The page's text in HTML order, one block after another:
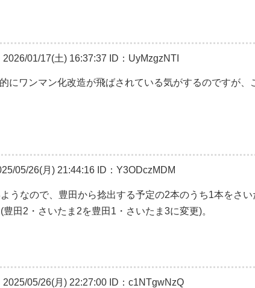
2026/01/17(土) 16:37:37 ID：UyMzgzNTI
にワンマン化改造が飛ばされている気がするのですが、
05/26(月) 21:44:16 ID：Y3ODczMDM
うなので、豊田から捻出する予定の2本のうち1本をさ
田2・さいたま2を豊田1・さいたま3に変更)。
2025/05/26(月) 22:27:00 ID：c1NTgwNzQ